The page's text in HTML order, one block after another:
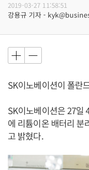
2019-03-27 11:58:51
강용규 기자 -
SK이노베이션이 폴란
SK이노베이션은 27일
에 리튬이온 배터리 분
고 밝혔다.